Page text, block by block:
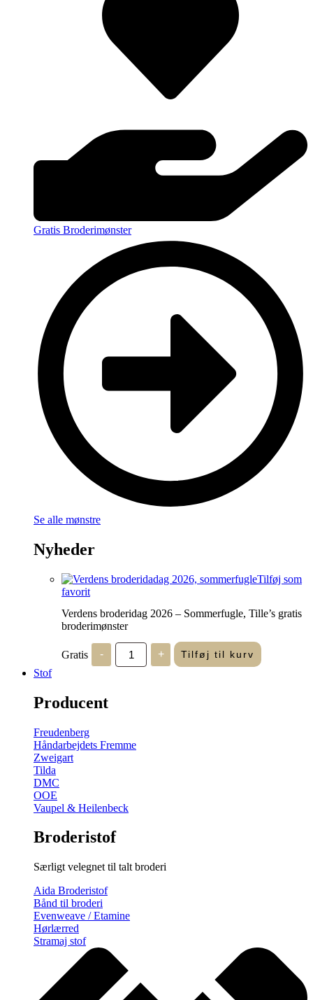
Gratis Broderimønster
Se alle mønstre
Nyheder
Tilføj som
favorit
Verdens broderidag 2026 – Sommerfugle, Tille’s gratis
broderimønster
Gratis -
Verdens
broderidag
2026
+ Tilføj til kurv
Stof
Producent
Freudenberg
Håndarbejdets Fremme
Zweigart
Tilda
DMC
OOE
Vaupel & Heilenbeck
Broderistof
Særligt velegnet til talt broderi
Aida Broderistof
Bånd til broderi
Evenweave / Etamine
Hørlærred
Stramaj stof